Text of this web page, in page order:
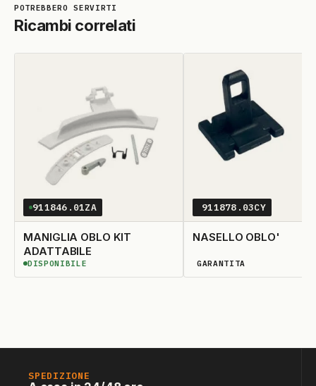
Ricambi correlati
911846.01ZA
MANIGLIA OBLO KIT
ADATTABILE
DISPONIBILE
DISPONIBILE
911878.03CY
NASELLO OBLO'
DISPONIBILITÀ GARANTITA
GARANTITA
SPEDIZIONE